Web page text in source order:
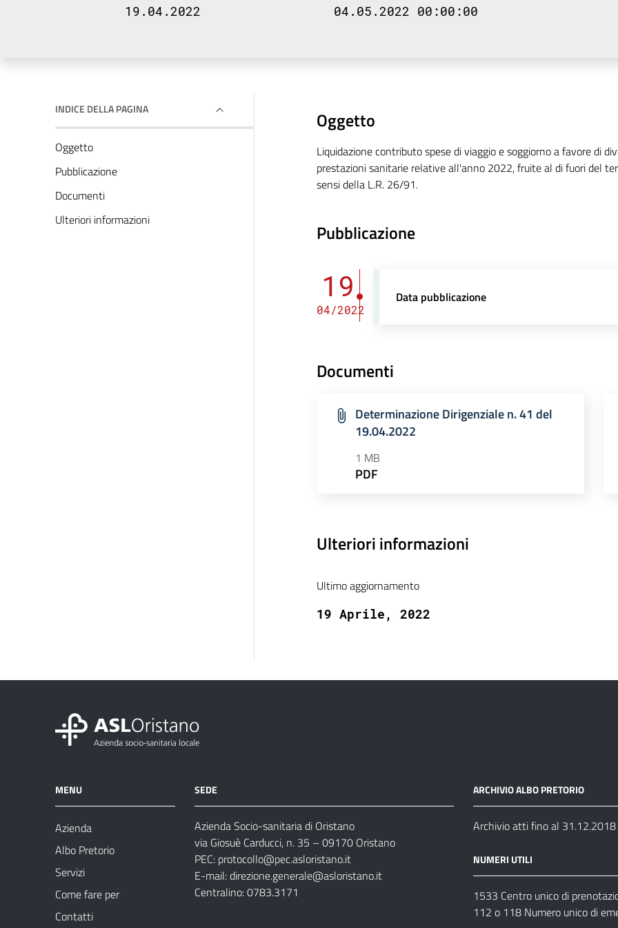
19.04.2022
04.05.2022 00:00:00
INDICE DELLA PAGINA
Oggetto
Pubblicazione
Documenti
Ulteriori informazioni
Oggetto
Liquidazione contributo spese di viaggio e soggiorno a favore di
prestazioni sanitarie relative all'anno 2022, fruite al di fuori del
sensi della L.R. 26/91.
Pubblicazione
19
04/2022
Data pubblicazione
Documenti
Determinazione Dirigenziale n. 41 del
19.04.2022
1 MB
PDF
Ulteriori informazioni
Ultimo aggiornamento
19 Aprile, 2022
MENU
Azienda
Albo Pretorio
Servizi
Come fare per
Contatti
SEDE
Azienda Socio-sanitaria di Oristano
via Giosuè Carducci, n. 35 – 09170 Oristano
PEC: protocollo@pec.asloristano.it
E-mail:direzione.generale@asloristano.it
Centralino: 0783.3171
ARCHIVIO ALBO PRETORIO
Archivio atti fino al 31.12.2018
NUMERI UTILI
1533 Centro unico di
112 o 118 Numero unico di